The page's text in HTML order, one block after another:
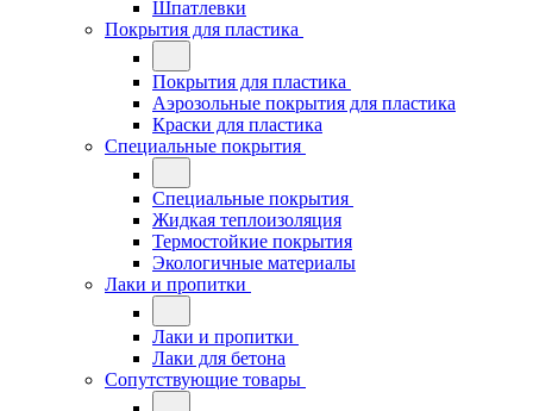
Шпатлевки
Покрытия для пластика
Покрытия для пластика
Аэрозольные покрытия для пластика
Краски для пластика
Специальные покрытия
Специальные покрытия
Жидкая теплоизоляция
Термостойкие покрытия
Экологичные материалы
Лаки и пропитки
Лаки и пропитки
Лаки для бетона
Сопутствующие товары